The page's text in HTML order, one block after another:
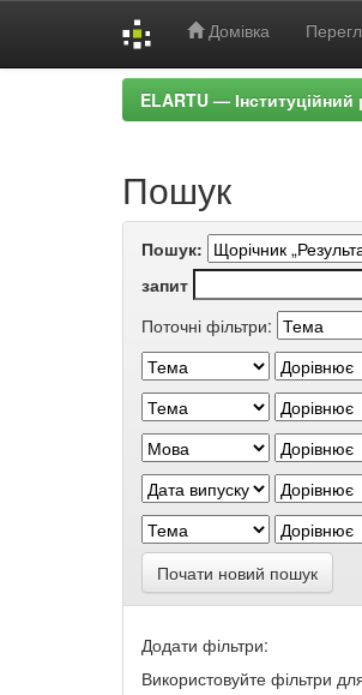
Домівка
ELARTU —
Пошук
Пошук:
запит
Поточні фільтри:
Почати новий пошук
Додати фільтри:
Використовуйте фільтри